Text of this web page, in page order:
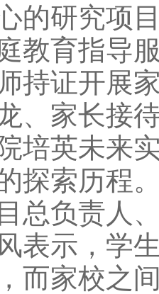
的研究项
育指导服
持证开展
、家长接
培英未来
探索历程
负责人、
表示，学
而家校之